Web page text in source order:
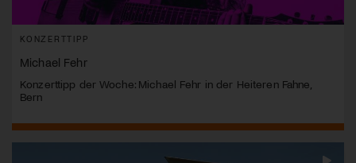
KONZERTTIPP
Michael Fehr
Konzerttipp der Woche: Michael Fehr in der Heiteren Fahne,
Bern